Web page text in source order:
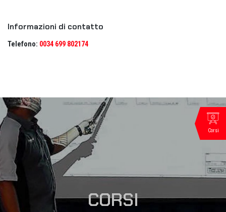
Informazioni di contatto
Telefono: 0034 699 802174
CORSI
Corsi